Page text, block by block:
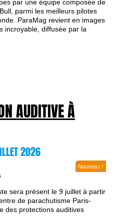
par une équipe composée de
parmi les meilleurs pilotes
ParaMag revient en images
incroyable, diffusée par la
AUDITIVE À
2026
Nouveau !
sera présent le 9 juillet à partir
de parachutisme Paris-
des protections auditives